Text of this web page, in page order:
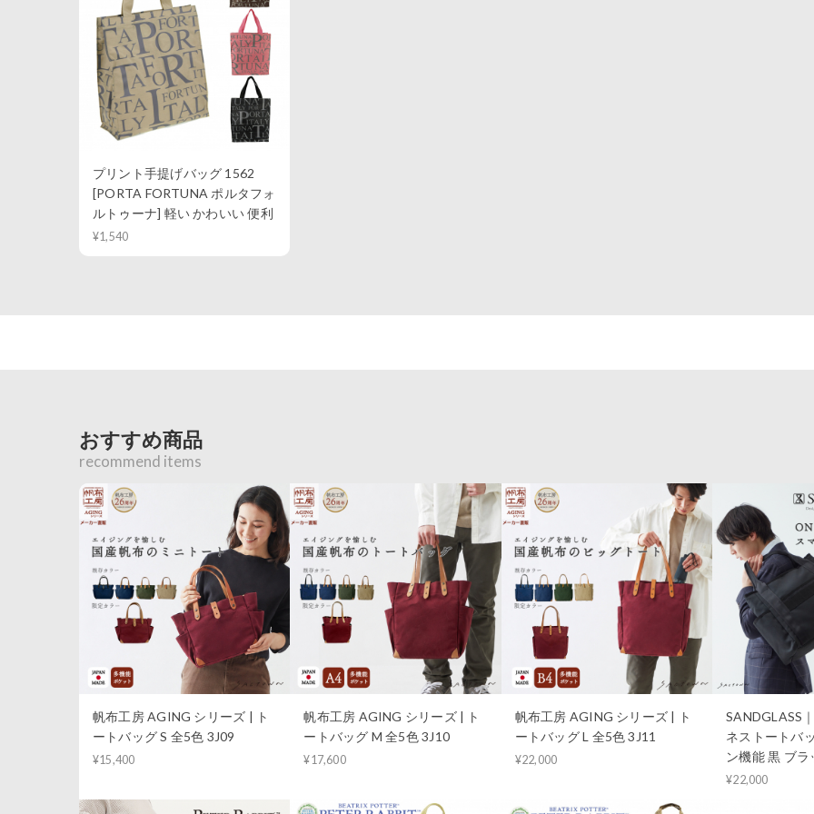
プリント手提げバッグ 1562
[PORTA FORTUNA ポルタフォ
ルトゥーナ] 軽い かわいい 便利
¥1,540
おすすめ商品
recommend items
帆布工房 AGING シリーズ | ト
ートバッグ S 全5色 3J09
¥15,400
帆布工房 AGING シリーズ | ト
ートバッグ M 全5色 3J10
¥17,600
帆布工房 AGING シリーズ | ト
ートバッグ L 全5色 3J11
¥22,000
SANDGLASS
ネストートバ
ン機能 黒 ブ
¥22,000